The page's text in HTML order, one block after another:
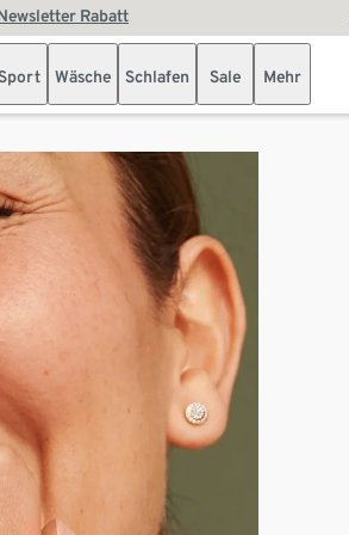
Rabatt
Wäsche Schlafen Sale Mehr